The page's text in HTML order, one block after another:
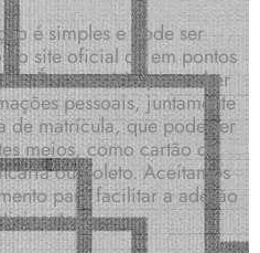
é simples e pode ser
site oficial ou em pontos
É necessário preencher
pessoais, juntamente
de matrícula, que pode ser
meios, como cartão de
ou boleto. Aceitamos
para facilitar a adesão